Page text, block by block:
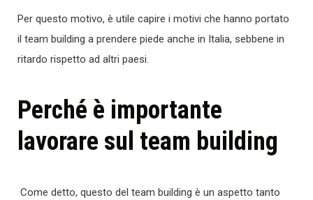
Per questo motivo, è utile capire i motivi che hanno portato
il team building a prendere piede anche in Italia, sebbene in
ritardo rispetto ad altri paesi.
Perché è importante
lavorare sul team building
Come detto, questo del team building è un aspetto tanto